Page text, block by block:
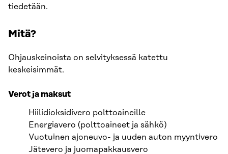
tiedetään.
Mitä?
Ohjauskeinoista on selvityksessä katettu
keskeisimmät.
Verot ja maksut
Hiilidioksidivero polttoaineille
Energiavero (polttoaineet ja sähkö)
Vuotuinen ajoneuvo- ja uuden auton myyntivero
Jätevero ja juomapakkausvero